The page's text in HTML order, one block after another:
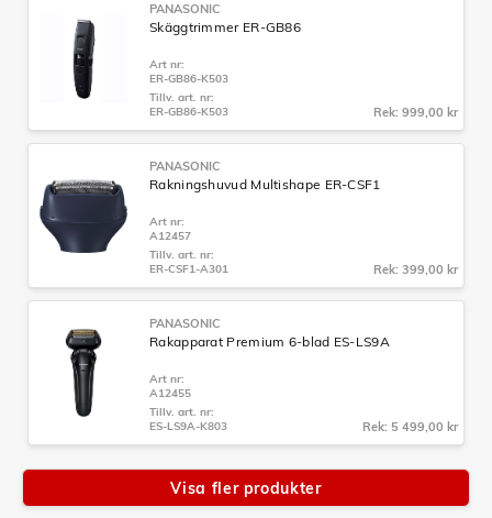
PANASONIC
Skäggtrimmer ER-GB86
Art nr:
ER-GB86-K503
Tillv. art. nr:
ER-GB86-K503
Rek: 999,00 kr
PANASONIC
Rakningshuvud Multishape ER-CSF1
Art nr:
A12457
Tillv. art. nr:
ER-CSF1-A301
Rek: 399,00 kr
PANASONIC
Rakapparat Premium 6-blad ES-LS9A
Art nr:
A12455
Tillv. art. nr:
ES-LS9A-K803
Rek: 5 499,00 kr
Visa fler produkter